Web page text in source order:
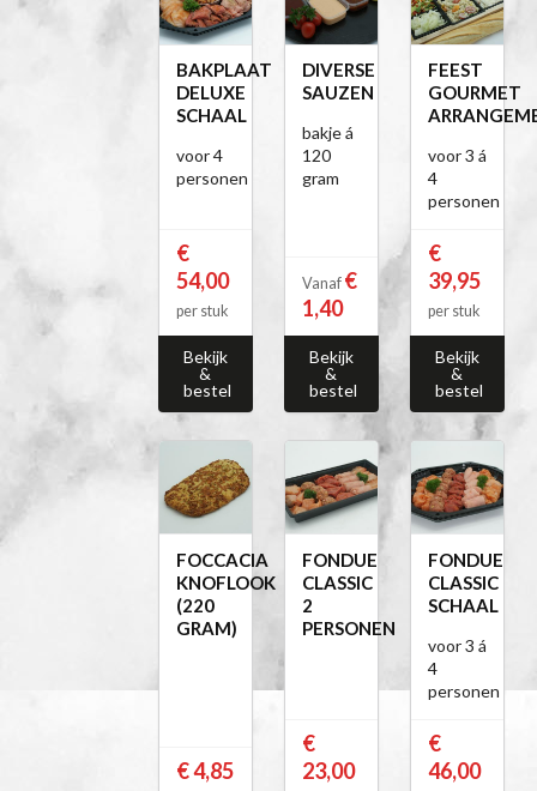
BAKPLAAT
DELUXE
SCHAAL
voor 4
personen
€
54,00
per stuk
Bekijk
&
bestel
DIVERSE
SAUZEN
bakje á
120
gram
Vanaf €
1,40
Bekijk
&
bestel
FEEST
GOURMET
voor 3 á
4
personen
€
39,95
per stuk
Bekijk
&
bestel
FOCCACIA
KNOFLOOK
(220
GRAM)
€ 4,85
FONDUE
CLASSIC
2
PERSONEN
€
23,00
FONDUE
CLASSIC
SCHAAL
voor 3 á
4
personen
€
46,00